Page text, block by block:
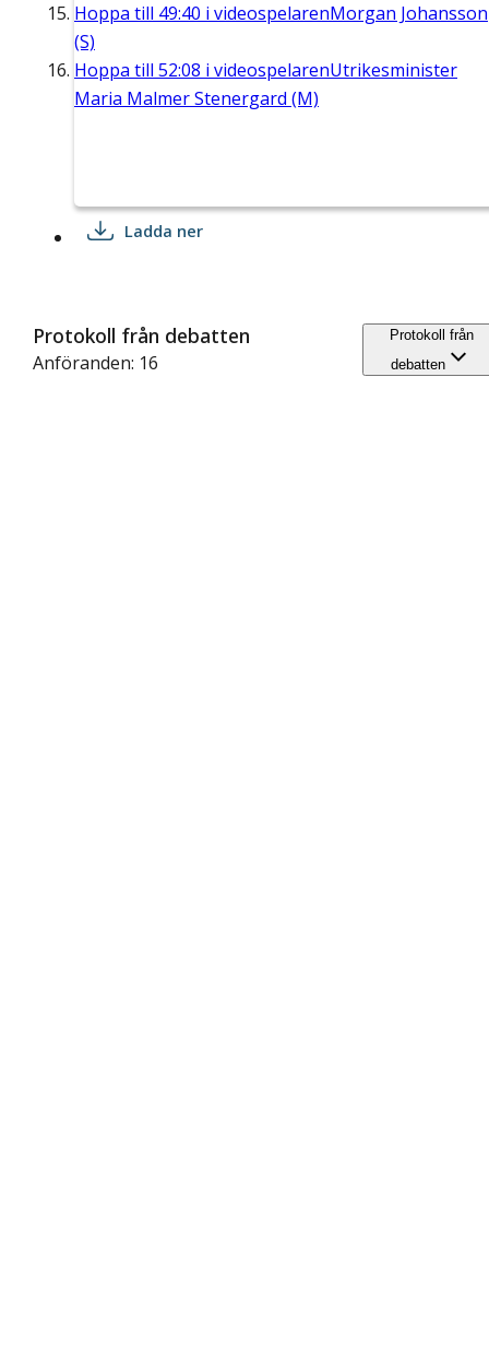
Hoppa till 49:40 i videospelarenMorgan Johansson
(S)
Hoppa till 52:08 i videospelarenUtrikesminister
Maria Malmer Stenergard (M)
Ladda ner
Protokoll från debatten
Anföranden: 16
Protokoll från
debatten